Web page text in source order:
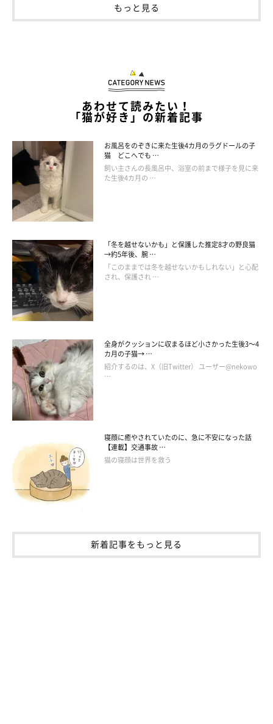
猫野ココ
神奈川県在住のフリーランスのイラストレーター。
もっと見る
あわせて読みたい！
「猫が好き」の新着記事
お風呂をのぞきに来た生後4カ月のラグドールの子
猫 どこへでも …
飼い主さんの長風呂中、浴室の前まで様子を見に来
た生後4カ月の …
「冬を越せないかも」と保護した推定8才の野良猫
→約5年後、腕 …
「このままでは冬を越せないかもしれない」と心配
され、保護され …
全身がクッションに収まるほど小さかった生後3～4
カ月の子猫→ …
紹介するのは、X（旧Twitter） ユーザー@nekowo
…
寝顔に癒やされていたのに、急に不安になった話
【連載】交通事故 …
猫の寝顔は世界を救う
新着記事をもっと見る